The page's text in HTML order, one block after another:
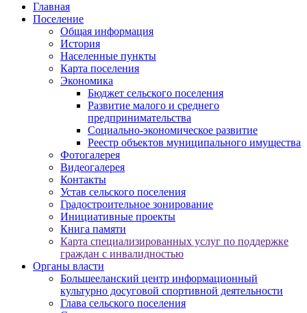
Главная
Поселение
Общая информация
История
Населенные пункты
Карта поселения
Экономика
Бюджет сельского поселения
Развитие малого и среднего
предпринимательства
Социально-экономическое развитие
Реестр объектов муниципального имущества
Фотогалерея
Видеогалерея
Контакты
Устав сельского поселения
Градостроительное зонирование
Инициативные проекты
Книга памяти
Карта специализированных услуг по поддержке
граждан с инвалидностью
Органы власти
Большееланский центр информационный
культурно досуговой спортивной деятельности
Глава сельского поселения